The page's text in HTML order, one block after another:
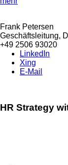
Frank Petersen
Geschäftsleitung,
+49 2506 93020
LinkedIn
Xing
E-Mail
HR Strategy